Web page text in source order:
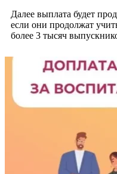
Далее выплата будет
если они продолжат
более 3 тысяч